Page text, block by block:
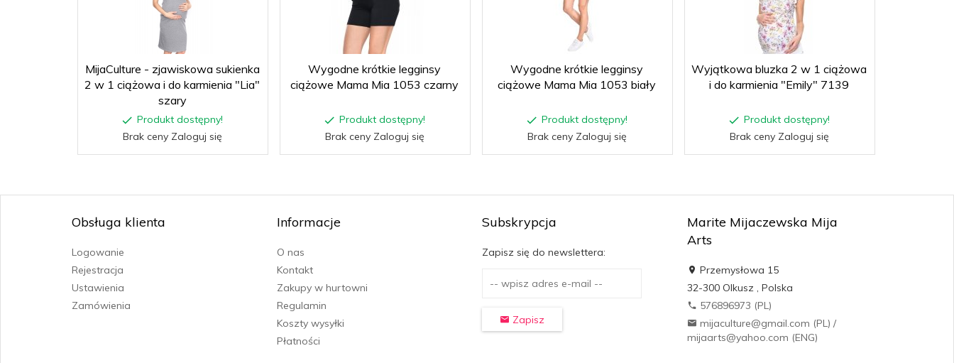
MijaCulture - zjawiskowa sukienka
2 w 1 ciążowa i do karmienia "Lia"
szary
Produkt dostępny!
Brak ceny Zaloguj się
Wygodne krótkie legginsy
ciążowe Mama Mia 1053 czarny
Produkt dostępny!
Brak ceny Zaloguj się
Wygodne krótkie legginsy
ciążowe Mama Mia 1053 biały
Produkt dostępny!
Brak ceny Zaloguj się
Wyjątkowa bluzka 2 w 1 ciążowa
i do karmienia "Emily" 7139
Produkt dostępny!
Brak ceny Zaloguj się
Obsługa klienta
Logowanie
Rejestracja
Ustawienia
Zamówienia
Informacje
O nas
Kontakt
Zakupy w hurtowni
Regulamin
Koszty wysyłki
Płatności
Subskrypcja
Zapisz się do newslettera:
Zapisz
Marite Mijaczewska Mija
Arts
Przemysłowa 15
32-300 Olkusz, Polska
576896973 (PL)
mijaculture@gmail.com (PL) /
mijaarts@yahoo.com (ENG)